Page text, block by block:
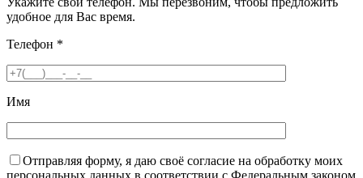
удобное для Вас время.
Телефон *
Имя
Отправляя форму, я даю своё согласие на обработку моих